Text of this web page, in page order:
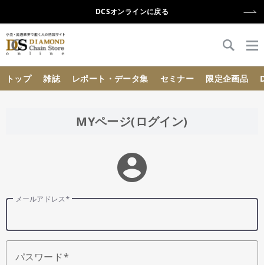
DCSオンラインに戻る
トップ 雑誌 レポート・データ集 セミナー 限定企画品
MYページ(ログイン)
account_circle
メールアドレス
パスワード